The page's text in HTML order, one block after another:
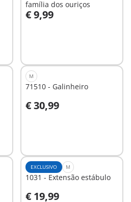
família dos ouriços
€ 9,99
Ao carrinho
M
71510 - Galinheiro
€ 30,99
Ao carrinho
EXCLUSIVO M
1031 - Extensão estábulo
€ 19,99